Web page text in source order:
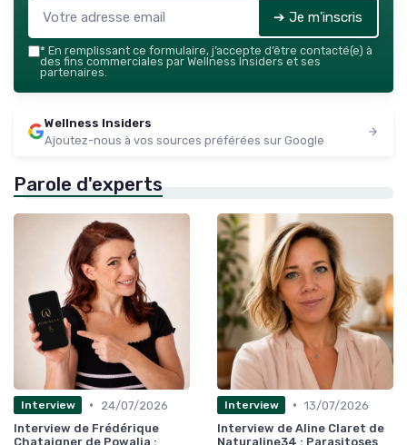
➔ Je m'inscris
* En remplissant ce formulaire, j’accepte d’être contacté(e) à
des fins commerciales par Wellness Insiders et ses
partenaires.
Wellness Insiders
Ajoutez-nous à vos sources préférées sur Google
Parole d'experts
Interview •
24/07/2026
Interview de Frédérique
Chataigner de Powalia :
Interview • 13/07/2026
Interview de Aline Claret de
Naturaline34 : Parasitoses